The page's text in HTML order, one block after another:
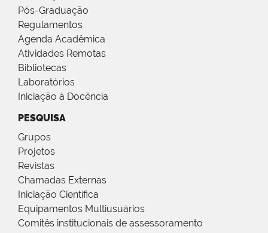
Pós-Graduação
Regulamentos
Agenda Acadêmica
Atividades Remotas
Bibliotecas
Laboratórios
Iniciação à Docência
PESQUISA
Grupos
Projetos
Revistas
Chamadas Externas
Iniciação Científica
Equipamentos Multiusuários
Comitês institucionais de assessoramento